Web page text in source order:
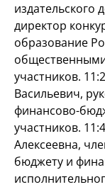
издательского
директор
образование
участников.
Васильевич,
финансово-
участников.
Алексеевна,
бюджету и